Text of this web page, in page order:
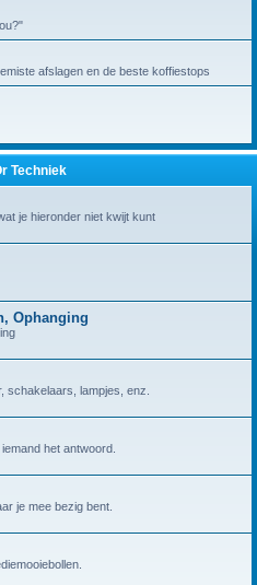
afslagen en de beste koffiestops
Techniek
je hieronder niet kwijt kunt
Ophanging
schakelaars, lampjes, enz.
het antwoord.
je mee bezig bent.